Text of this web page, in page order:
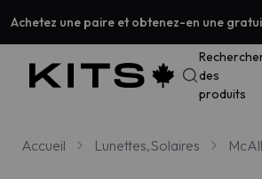
Achetez une paire et obtenez-en une
des
produits
Accueil Lunettes,Solaires